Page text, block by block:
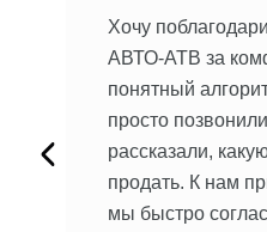
Хочу
АВТО-АТВ за
понятный
просто
рассказали,
продать. К нам
мы быстро